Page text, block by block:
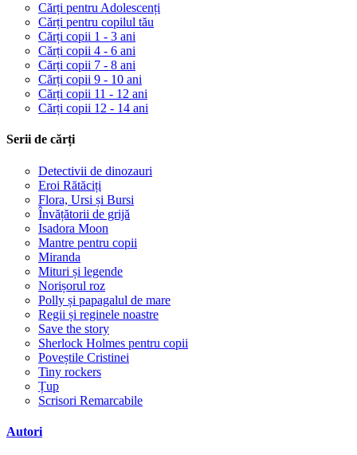
Cărți pentru Adolescenți
Cărți pentru copilul tău
Cărți copii 1 - 3 ani
Cărți copii 4 - 6 ani
Cărți copii 7 - 8 ani
Cărți copii 9 - 10 ani
Cărți copii 11 - 12 ani
Cărți copii 12 - 14 ani
Serii de cărți
Detectivii de dinozauri
Eroi Rătăciți
Flora, Ursi și Bursi
Învățătorii de grijă
Isadora Moon
Mantre pentru copii
Miranda
Mituri și legende
Norișorul roz
Polly și papagalul de mare
Regii și reginele noastre
Save the story
Sherlock Holmes pentru copii
Poveștile Cristinei
Tiny rockers
Țup
Scrisori Remarcabile
Autori